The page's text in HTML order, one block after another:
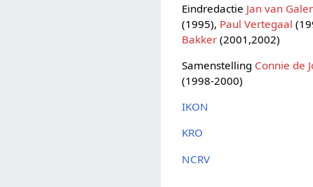
Eindredactie Jan van
(1995), Paul Vertegaal
Bakker (2001,2002)
Samenstelling Connie de
(1998-2000)
IKON
KRO
NCRV